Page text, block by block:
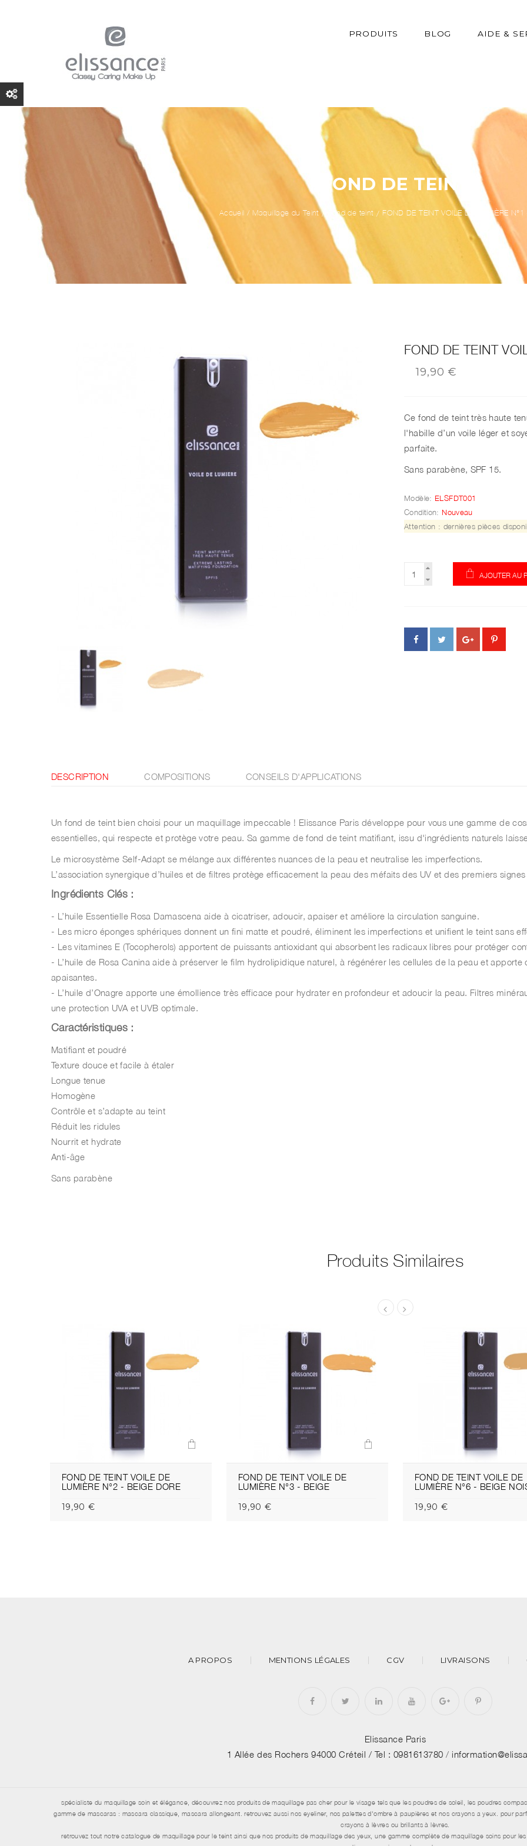
PRODUITS BLOG AIDE &
FOND DE TEINT
Accueil / Maquillage du Teint Fond de teint FOND DE TEINT VOILE DE LUMIÈRE
FOND DE TEINT
19,90 €
Ce fond de teint très haute
l'habille d’un voile léger et
parfaite.
Sans parabène, SPF 15.
Modèle: ELSFDT001
Condition: Nouveau
Attention : dernières pièces
AJOUTER AU
DESCRIPTION COMPOSITIONS CONSEILS D'APPLICATIONS
Un fond de teint bien choisi pour un maquillage impeccable ! Elissance Paris développe pour vous une gamme de
essentielles, qui respecte et protège votre peau. Sa gamme de fond de teint matifiant, issu d'ingrédients naturels
Le microsystème Self-Adapt se mélange aux différentes nuances de la peau et neutralise les imperfections.
L’association synergique d’huiles et de filtres protège efficacement la peau des méfaits des UV et des premiers signes
Ingrédients Clés :
- L’huile Essentielle Rosa Damascena aide à cicatriser, adoucir, apaiser et améliore la circulation sanguine.
- Les micro éponges sphériques donnent un fini matte et poudré, éliminent les imperfections et unifient le teint sans
- Les vitamines E (Tocopherols) apportent de puissants antioxidant qui absorbent les radicaux libres pour protéger
- L’huile de Rosa Canina aide à préserver le film hydrolipidique naturel, à régénérer les cellules de la peau et
apaisantes.
- L’huile d’Onagre apporte une émollience très efficace pour hydrater en profondeur et adoucir la peau. Filtres
une protection UVA et UVB optimale.
Caractéristiques :
Matifiant et poudré
Texture douce et facile à étaler
Longue tenue
Homogène
Contrôle et s’adapte au teint
Réduit les ridules
Nourrit et hydrate
Anti-âge
Sans parabène
Produits Similaires
FOND DE TEINT VOILE DE
LUMIÈRE N°2 - BEIGE DORE
19,90 €
FOND DE TEINT VOILE DE
LUMIÈRE N°3 - BEIGE
19,90 €
FOND DE TEINT VOILE DE
LUMIÈRE N°6 - BEIGE
19,90 €
A PROPOS MENTIONS LÉGALES CGV LIVRAISONS
Elissance Paris
1 Allée des Rochers 94000 Créteil / Tel : 0981613780 /
spécialiste du maquillage soin et élégance, découvrez nos produits de maquillage pas cher pour le visage tels que les poudres de soleil, les poudres
gamme de mascaras : mascara classique, mascara allongeant. retrouvez aussi nos eyeliner, nos palettes d'ombre à paupières et nos crayons a yeux. pour
crayons à lèvres ou brillants à lèvres.
retrouvez tout notre catalogue de maquillage pour le teint ainsi que nos produits de maquillage des yeux, une gamme complète de maquillage soins pour